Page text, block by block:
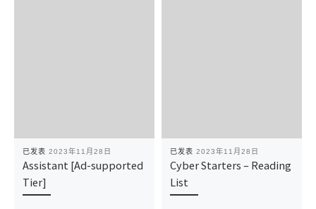
已发表 2023年11月28日
Assistant [Ad-supported
Tier]
已发表 2023年11月28日
Cyber Starters – Reading
List